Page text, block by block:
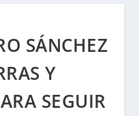
SÁNCHEZ
Y
SEGUIR